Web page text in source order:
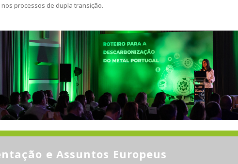
processos de dupla transição.
e Assuntos Europeus